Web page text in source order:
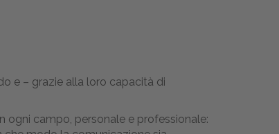
e – grazie alla loro capacità di
ogni campo, personale e professionale: